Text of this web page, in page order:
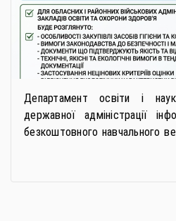
Департамент освіти і
державної адміністрації
безкоштовного навчального
закупівлях: як сформувати